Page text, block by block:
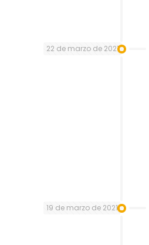
22 de marzo de 2021
19 de marzo de 2021